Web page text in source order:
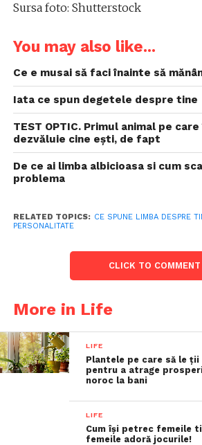
Sursa foto: Shutterstock
You may also like...
Ce e musai să faci înainte să
Iata ce spun degetele despre tine
TEST OPTIC. Primul animal pe
dezvăluie cine ești, de fapt
De ce ai limba albicioasa si cum
problema
RELATED TOPICS: CE SPUNE LIMBA DESPRE
PERSONALITATE
CLICK TO COMMENT
More in Life
LIFE
Plantele pe care să le
pentru a atrage
noroc la bani
LIFE
Cum își petrec femeile
femeile adoră jocurile!